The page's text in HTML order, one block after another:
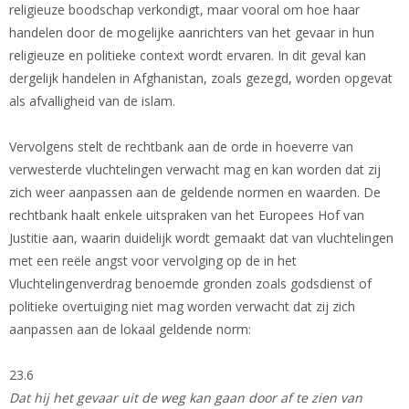
religieuze boodschap verkondigt, maar vooral om hoe haar
handelen door de mogelijke aanrichters van het gevaar in hun
religieuze en politieke context wordt ervaren. In dit geval kan
dergelijk handelen in Afghanistan, zoals gezegd, worden opgevat
als afvalligheid van de islam.
Vervolgens stelt de rechtbank aan de orde in hoeverre van
verwesterde vluchtelingen verwacht mag en kan worden dat zij
zich weer aanpassen aan de geldende normen en waarden. De
rechtbank haalt enkele uitspraken van het Europees Hof van
Justitie aan, waarin duidelijk wordt gemaakt dat van vluchtelingen
met een reële angst voor vervolging op de in het
Vluchtelingenverdrag benoemde gronden zoals godsdienst of
politieke overtuiging niet mag worden verwacht dat zij zich
aanpassen aan de lokaal geldende norm:
23.6
Dat hij het gevaar uit de weg kan gaan door af te zien van